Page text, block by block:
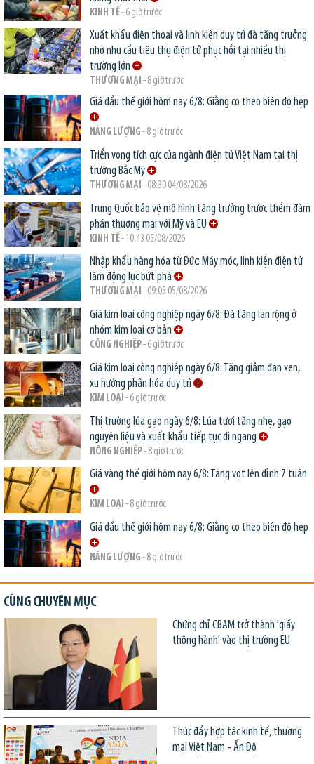
KINH TẾ- 6 giờ trước
Xuất khẩu điện thoại và linh kiện duy trì đà tăng trưởng
nhờ nhu cầu tiêu thụ điện tử phục hồi tại nhiều thị
trường lớn
THƯƠNG MẠI - 8 giờ trước
Giá dầu thế giới hôm nay 6/8: Giằng co theo biên độ hẹp
NĂNG LƯỢNG - 8 giờ trước
Triển vọng tích cực của ngành điện tử Việt Nam tại thị
trường Bắc Mỹ
THƯƠNG MẠI - 08:30 04/08/2026
Trung Quốc bảo vệ mô hình tăng trưởng trước thềm đàm
phán thương mại với Mỹ và EU
KINH TẾ- 10:43 05/08/2026
Nhập khẩu hàng hóa từ Đức: Máy móc, linh kiện điện tử
làm động lực bứt phá
THƯƠNG MẠI - 09:05 05/08/2026
Giá kim loại công nghiệp ngày 6/8: Đà tăng lan rộng ở
nhóm kim loại cơ bản
CÔNG NGHIỆP- 6 giờ trước
Giá kim loại công nghiệp ngày 6/8: Tăng giảm đan xen,
xu hướng phân hóa duy trì
KIM LOẠI - 6 giờ trước
Thị trường lúa gạo ngày 6/8: Lúa tươi tăng nhẹ, gạo
nguyên liệu và xuất khẩu tiếp tục đi ngang
NÔNG NGHIỆP- 8 giờ trước
Giá vàng thế giới hôm nay 6/8: Tăng vọt lên đỉnh 7 tuần
KIM LOẠI - 8 giờ trước
Giá dầu thế giới hôm nay 6/8: Giằng co theo biên độ hẹp
NĂNG LƯỢNG - 8 giờ trước
CÙNG CHUYÊN MỤC
Chứng chỉ CBAM trở thành 'giấy
thông hành' vào thị trường EU
Thúc đẩy hợp tác kinh tế, thương
mại Việt Nam - Ấn Độ